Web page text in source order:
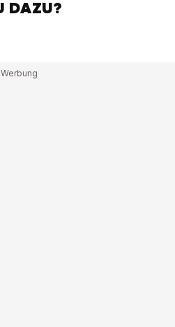
DAZU?